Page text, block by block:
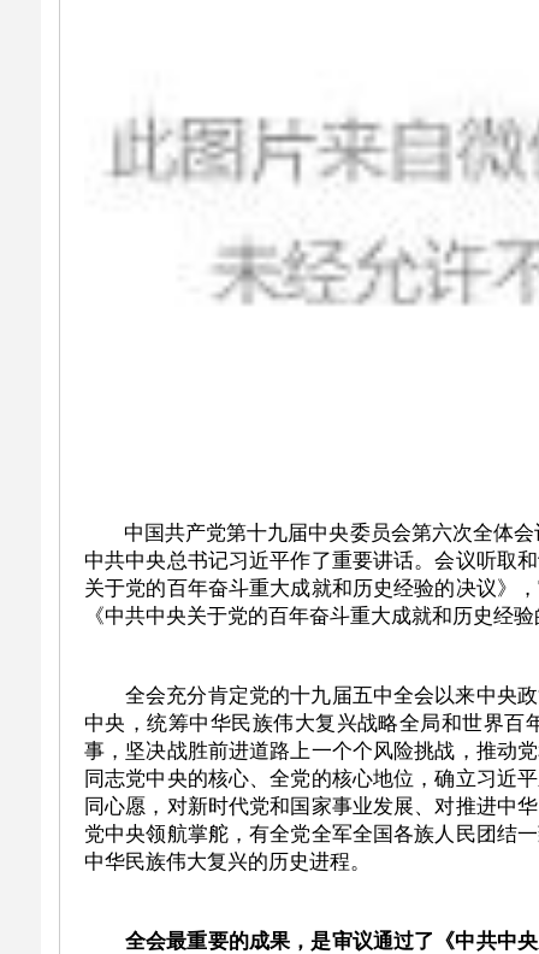
中国共产党第十九届中央委员会第六次全体会
中共中央总书记习近平作了重要讲话。会议听取
关于党的百年奋斗重大成就和历史经验的决议》
《中共中央关于党的百年奋斗重大成就和历史经
全会充分肯定党的十九届五中全会以来中央
中央，统筹中华民族伟大复兴战略全局和世界
事，坚决战胜前进道路上一个个风险挑战，推动
同志党中央的核心、全党的核心地位，确立习近
同心愿，对新时代党和国家事业发展、对推进中
党中央领航掌舵，有全党全军全国各族人民团结
中华民族伟大复兴的历史进程。
全会最重要的成果，是审议通过了《中共中